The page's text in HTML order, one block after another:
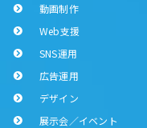
動画制作
Web支援
SNS運用
広告運用
デザイン
展示会／イベント